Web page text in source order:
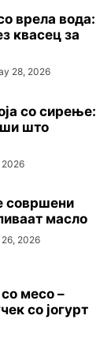
врела вода:
квасец за
28, 2026
со сирење:
што
2026
совршени
масло
2026
месо –
со јогурт